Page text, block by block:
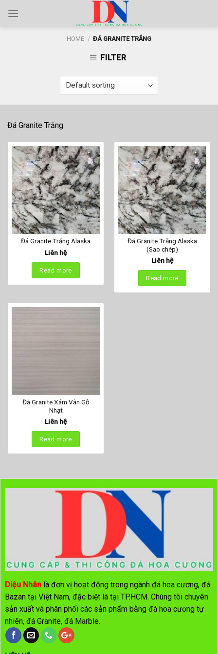
HOME / ĐÁ GRANITE TRẮNG
FILTER
Đá Granite Trắng
Đá Granite Trắng Alaska
Liên hệ
Read more
Đá Granite Trắng Alaska
(Sao chép)
Liên hệ
Read more
Đá Granite Xám Vân Gỗ
Nhạt
Liên hệ
Read more
Diệu Nhânlà đơn vị hoạt động trong ngành đá hoa cương, đá
Bazan tại Việt Nam, đặc biệt là tại TP.HCM. Chúng tôi chuyên
sản xuất và phân phối các sản phẩm bằng đá hoa cương tự
nhiên, đá Granite, đá Marble.